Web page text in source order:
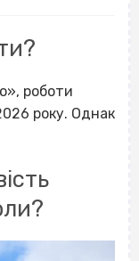
роботи
року. Однак